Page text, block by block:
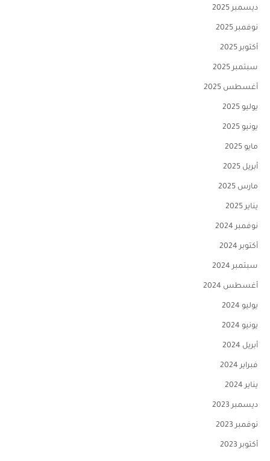
ديسمبر 2025
نوفمبر 2025
أكتوبر 2025
سبتمبر 2025
أغسطس 2025
يوليو 2025
يونيو 2025
مايو 2025
أبريل 2025
مارس 2025
يناير 2025
نوفمبر 2024
أكتوبر 2024
سبتمبر 2024
أغسطس 2024
يوليو 2024
يونيو 2024
أبريل 2024
فبراير 2024
يناير 2024
ديسمبر 2023
نوفمبر 2023
أكتوبر 2023